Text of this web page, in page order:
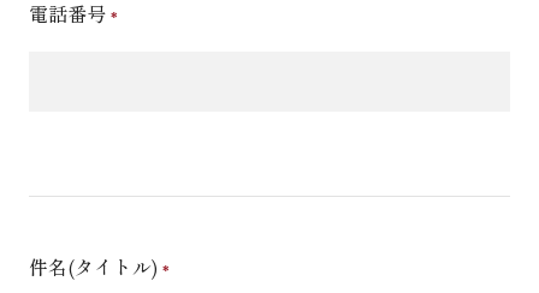
電話番号
件名(タイトル)